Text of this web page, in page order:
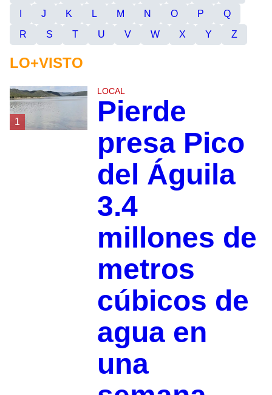
J K L M N O P
Q
R
S T U V W X Y Z
LO+VISTO
1
LOCAL
Pierde
presa Pico
del Águila
3.4
millones de
metros
cúbicos de
agua en
una